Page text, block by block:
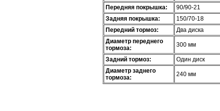
Передняя покрышка:
90/90-21
Задняя покрышка:
150/70-18
Передний тормоз:
Два диска
Диаметр переднего
тормоза:
300 мм
Задний тормоз:
Один диск
Диаметр заднего
тормоза:
240 мм